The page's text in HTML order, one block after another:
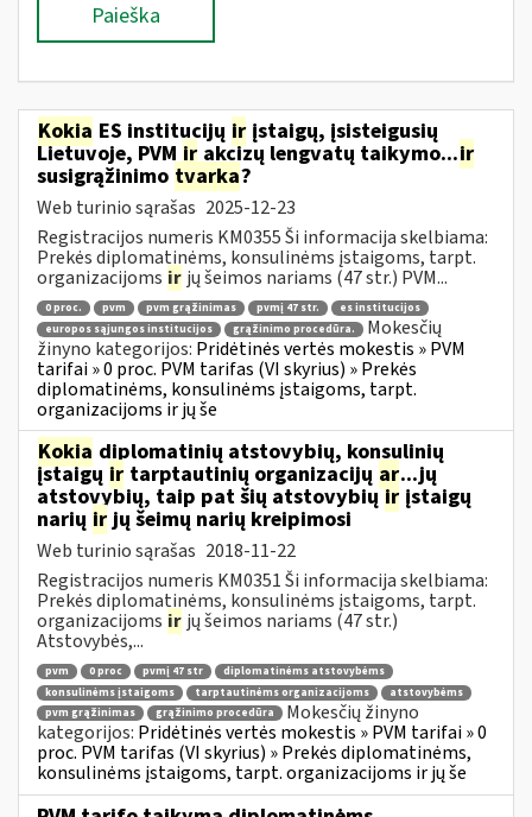
Paieška
Kokia ES institucijų ir įstaigų, įsisteigusių
Lietuvoje, PVM ir akcizų lengvatų taikymo...ir
susigrąžinimo tvarka?
Web turinio sąrašas 2025-12-23
Registracijos numeris KM0355 Ši informacija skelbiama:
Prekės diplomatinėms, konsulinėms įstaigoms, tarpt.
organizacijoms ir jų šeimos nariams (47 str.) PVM...
0 proc. pvm pvm grąžinimas pvmį 47 str.
es institucijos
europos sąjungos institucijos
grąžinimo procedūra.
Mokesčių
žinyno kategorijos: Pridėtinės vertės mokestis » PVM
tarifai » 0 proc. PVM tarifas (VI skyrius) » Prekės
diplomatinėms, konsulinėms įstaigoms, tarpt.
organizacijoms ir jų še
Kokia diplomatinių atstovybių, konsulinių
įstaigų ir tarptautinių organizacijų ar...jų
atstovybių, taip pat šių atstovybiųir įstaigų
narių irjų šeimų narių kreipimosi
Web turinio sąrašas 2018-11-22
Registracijos numeris KM0351 Ši informacija skelbiama:
Prekės diplomatinėms, konsulinėms įstaigoms, tarpt.
organizacijoms ir jų šeimos nariams (47 str.)
Atstovybės,...
pvm 0 proc pvmį 47 str
diplomatinėms atstovybėms
konsulinėms įstaigoms
tarptautinėms organizacijoms
atstovybėms
pvm grąžinimas
grąžinimo procedūra
Mokesčių žinyno
kategorijos: Pridėtinės vertės mokestis » PVM tarifai » 0
proc. PVM tarifas (VI skyrius) » Prekės diplomatinėms,
konsulinėms įstaigoms, tarpt. organizacijoms ir jų še